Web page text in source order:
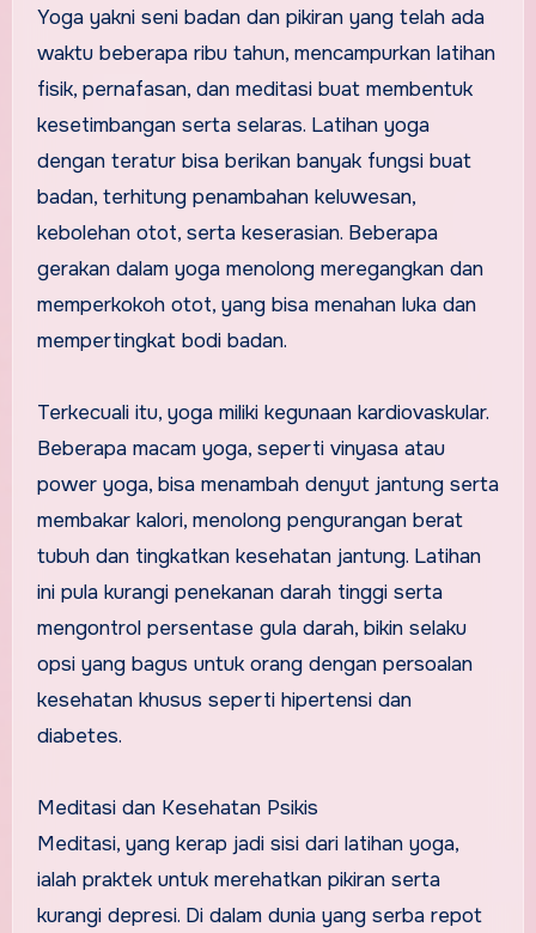
Yoga yakni seni badan dan pikiran yang telah ada
waktu beberapa ribu tahun, mencampurkan latihan
fisik, pernafasan, dan meditasi buat membentuk
kesetimbangan serta selaras. Latihan yoga
dengan teratur bisa berikan banyak fungsi buat
badan, terhitung penambahan keluwesan,
kebolehan otot, serta keserasian. Beberapa
gerakan dalam yoga menolong meregangkan dan
memperkokoh otot, yang bisa menahan luka dan
mempertingkat bodi badan.
Terkecuali itu, yoga miliki kegunaan kardiovaskular.
Beberapa macam yoga, seperti vinyasa atau
power yoga, bisa menambah denyut jantung serta
membakar kalori, menolong pengurangan berat
tubuh dan tingkatkan kesehatan jantung. Latihan
ini pula kurangi penekanan darah tinggi serta
mengontrol persentase gula darah, bikin selaku
opsi yang bagus untuk orang dengan persoalan
kesehatan khusus seperti hipertensi dan
diabetes.
Meditasi dan Kesehatan Psikis
Meditasi, yang kerap jadi sisi dari latihan yoga,
ialah praktek untuk merehatkan pikiran serta
kurangi depresi. Di dalam dunia yang serba repot